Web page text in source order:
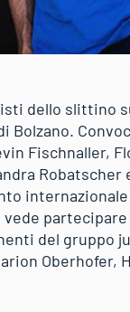
dello slittino
Bolzano.
Fischnaller,
del gruppo